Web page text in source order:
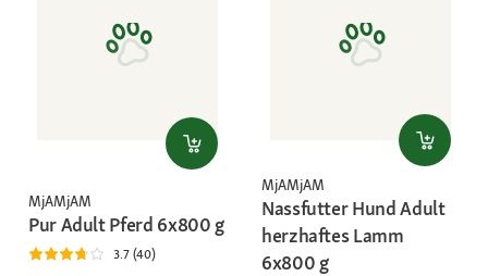
MjAMjAM
Pur Adult Pferd 6x800 g
3.7 (40)
MjAMjAM
Nassfutter Hund Adult
herzhaftes Lamm
6x800 g